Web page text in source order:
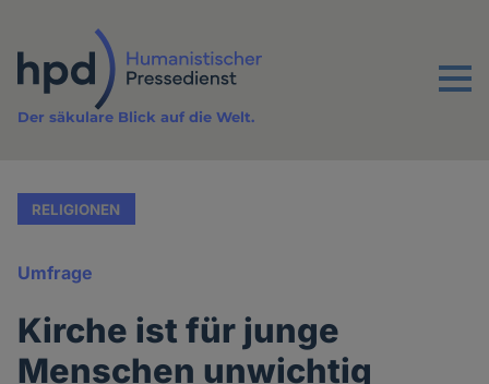
Inhalt
Menu
Der säkulare Blick auf die Welt.
RELIGIONEN
Umfrage
Kirche ist für junge
Menschen unwichtig